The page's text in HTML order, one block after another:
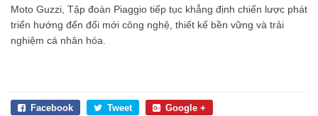
Moto Guzzi, Tập đoàn Piaggio tiếp tục khẳng định chiến lược phát
triển hướng đến đổi mới công nghệ, thiết kế bền vững và trải
nghiệm cá nhân hóa.
Facebook Tweet Google +